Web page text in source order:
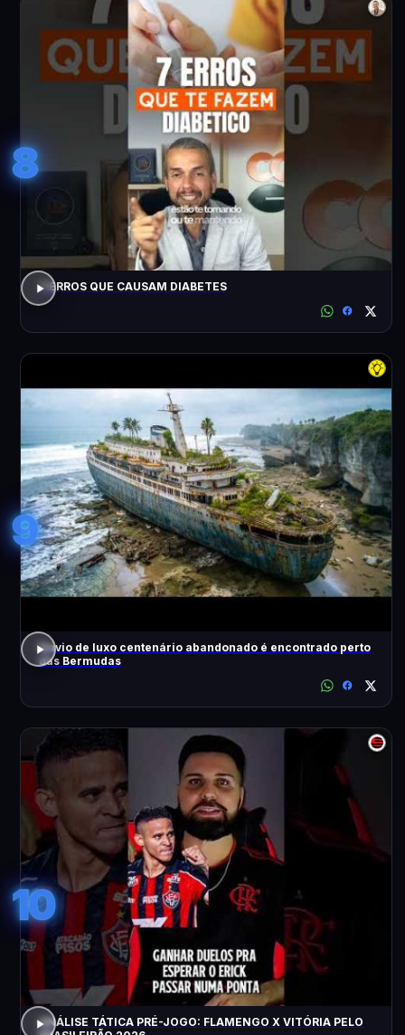
8
7 ERROS QUE CAUSAM DIABETES
9
Navio de luxo centenário abandonado é encontrado perto
das Bermudas
10
ANÁLISE TÁTICA PRÉ-JOGO: FLAMENGO X VITÓRIA PELO